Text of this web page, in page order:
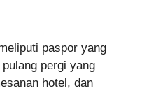
paspor yang
pergi yang
hotel, dan